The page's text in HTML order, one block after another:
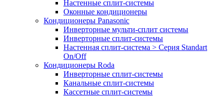
Настенные сплит-системы
Оконные кондиционеры
Кондиционеры Panasonic
Инверторные мульти-сплит системы
Инверторные сплит-системы
Настенная сплит-система > Серия Standart
On/Off
Кондиционеры Roda
Инверторные сплит-системы
Канальные сплит-системы
Кассетные сплит-системы